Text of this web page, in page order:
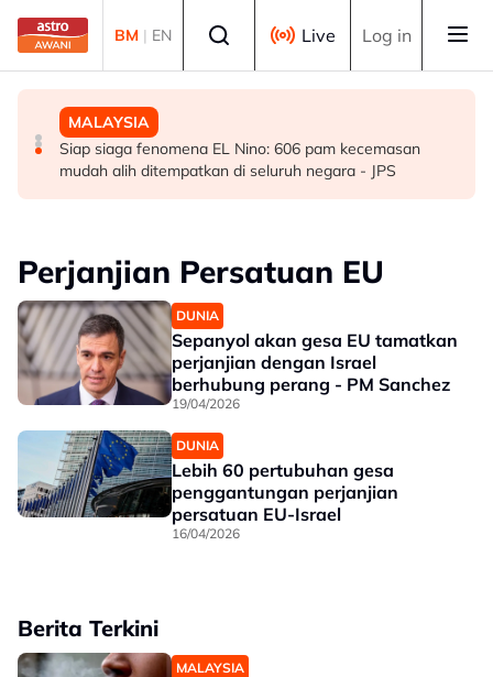
Skip to main content
BM | EN Live Log in
MALAYSIA
WYF gesa kerajaan haramkan penjualan vape
DUNIA
Situasi Asia Barat tidak berubah selagi bantuan
ketenteran AS kepada Israel diteruskan - Penganalisis
MALAYSIA
Siap siaga fenomena EL Nino: 606 pam kecemasan
mudah alih ditempatkan di seluruh negara - JPS
Perjanjian Persatuan EU
DUNIA
Sepanyol akan gesa EU tamatkan
perjanjian dengan Israel
berhubung perang - PM Sanchez
19/04/2026
DUNIA
Lebih 60 pertubuhan gesa
penggantungan perjanjian
persatuan EU-Israel
16/04/2026
Berita Terkini
MALAYSIA